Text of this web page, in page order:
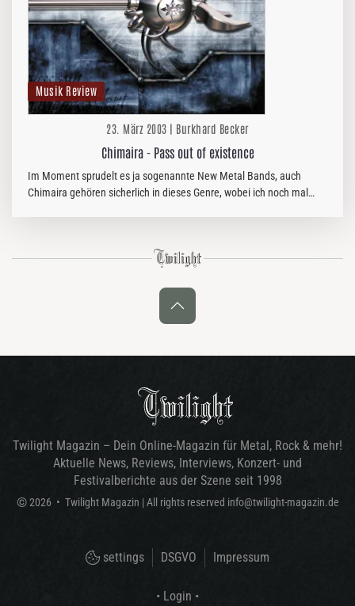
Musik Review
23. März 2003 | Burkhard Becker
Chimaira - Pass out of existence
Im Moment sprudelt es ja sogenannte New Metal Bands, auch
Chimaira gehören sicherlich in dieses Genre, wobei ich noch mal
Twilight Magazin – Dein Online-Magazin für Metal, Rock & mehr!
Aktuelle News, Reviews, Interviews, Konzert- und
Festivalberichte aus der Szene seit 1998
© 2026 • Twilight Magazin | All rights reserved info@twilight-magazin.de
settings DSGVO Impressum
• Login •